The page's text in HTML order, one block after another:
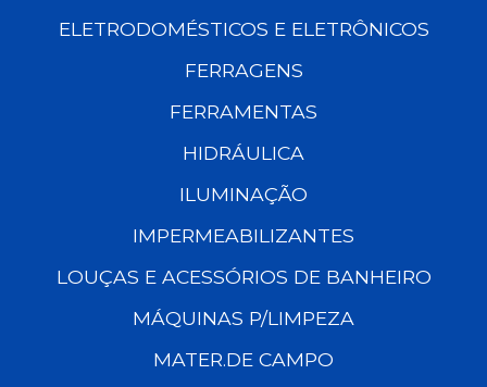
ELETRODOMÉSTICOS E ELETRÔNICOS
FERRAGENS
FERRAMENTAS
HIDRÁULICA
ILUMINAÇÃO
IMPERMEABILIZANTES
LOUÇAS E ACESSÓRIOS DE BANHEIRO
MÁQUINAS P/LIMPEZA
MATER.DE CAMPO